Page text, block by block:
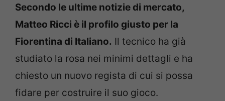
Secondo le ultime notizie di mercato,
Matteo Ricci è il profilo giusto per la
Fiorentina di Italiano. Il tecnico ha già
studiato la rosa nei minimi dettagli e ha
chiesto un nuovo regista di cui si possa
fidare per costruire il suo gioco.